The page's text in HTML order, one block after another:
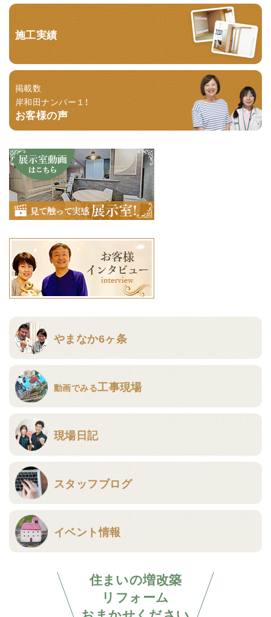
施工実績
掲載数
岸和田ナンバー１！
お客様の声
やまなか6ヶ条
動画でみる工事現場
現場日記
スタッフブログ
イベント情報
住まいの増改築
リフォーム